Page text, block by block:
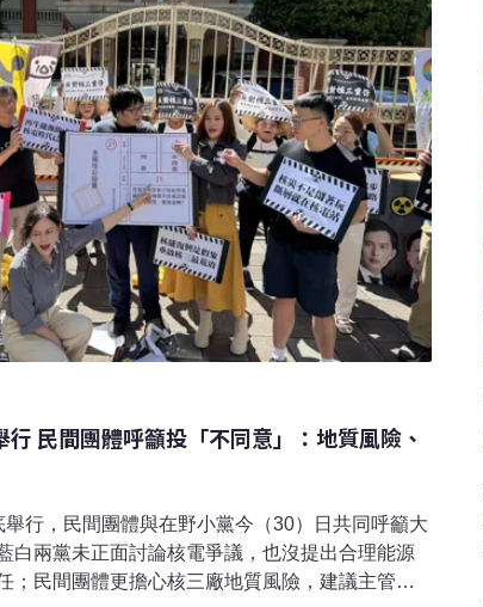
可者，申請時需附上聯名成員名冊，其人數為最
民間團體呼籲投「不同意」：地質風險、
行，民間團體與在野小黨今（30）日共同呼籲大
白兩黨未正面討論核電爭議，也沒提出合理能源
；民間團體更擔心核三廠地質風險，建議主管機